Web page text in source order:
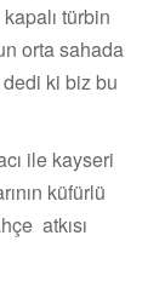
türbin
orta sahada
dedi ki biz bu
ile kayseri
küfürlü
atkısı